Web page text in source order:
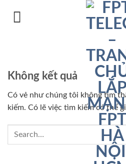
Không kết quả
Có vẻ như chúng tôi không tìm
kiếm. Có lẽ việc tìm kiếm có thể